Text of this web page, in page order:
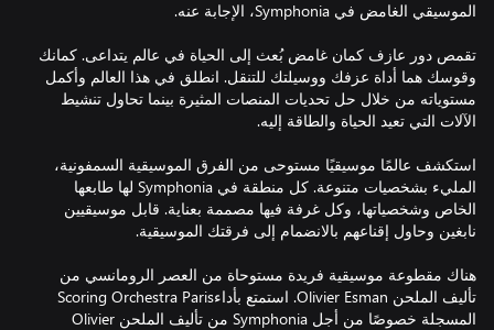
تقمص دور عازف كمان غامض بُعث إلى الحياة في عالم يتداعى. كمانك
وقوسك هما أداة عزفك ووسيلتك للتنقل. انطلق في هذا العالم وأكمل
مستوياته من خلال حل تحديات المنصات المثيرة بينما تحاول تنشيط
استكشف عالمًا موسيقيًا مستوحى من الفرق الموسيقية السمفونية،
المليء بشخصيات متنوعة. كل منطقة في Symphonia لها طابعها
الخاص وشخصياتها، وكل غرفة فيها مصممة بعناية. قابل موسيقيين
هناك مقطوعة موسيقية فريدة مستوحاة من العصر الرومانسي من
تأليف الملحن Olivier Esman. استمتع بأداءScoring Orchestra Paris
المسجلة خصوصًا من أجل Symphonia من تأليف الملحن Olivier